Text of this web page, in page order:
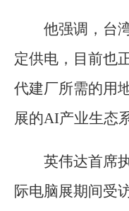
他强调，台
定供电，目前也
代建厂所需的用
展的AI产业生态
英伟达首席
际电脑展期间受